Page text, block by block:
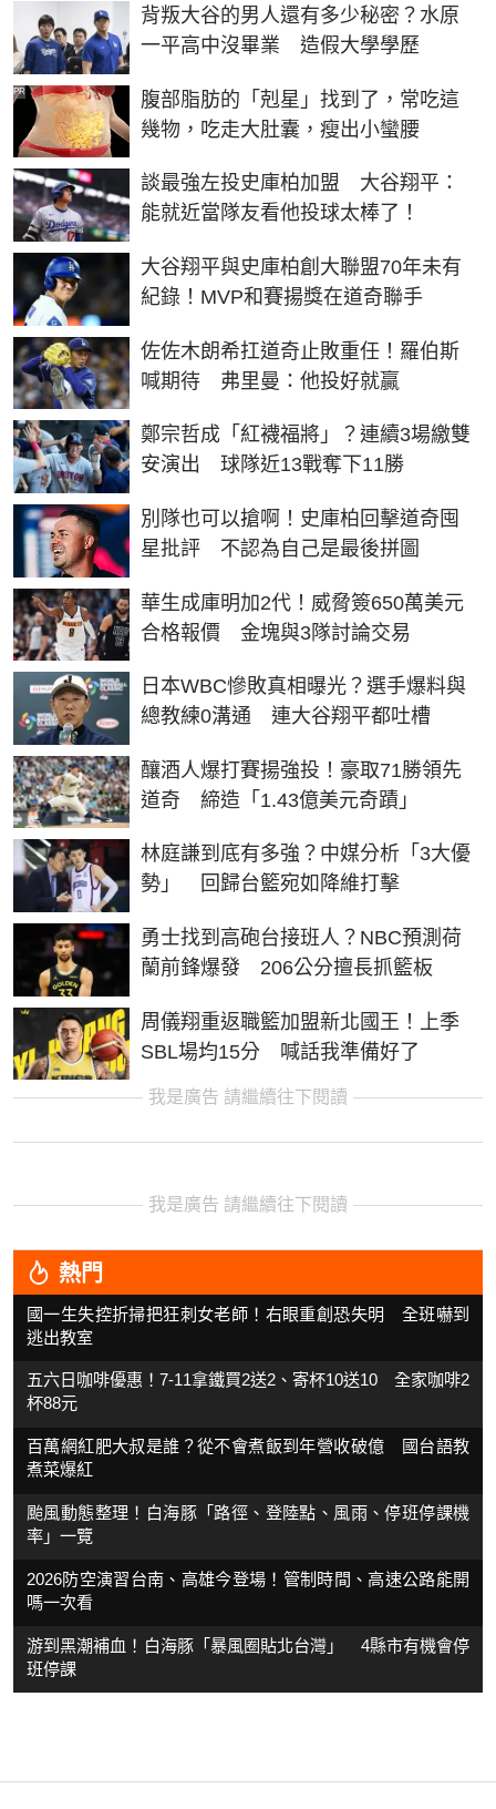
背叛大谷的男人還有多少秘密？水原
一平高中沒畢業 造假大學學歷
腹部脂肪的「剋星」找到了，常吃這
幾物，吃走大肚囊，瘦出小蠻腰
PR
談最強左投史庫柏加盟 大谷翔平：
能就近當隊友看他投球太棒了！
大谷翔平與史庫柏創大聯盟70年未有
紀錄！MVP和賽揚獎在道奇聯手
佐佐木朗希扛道奇止敗重任！羅伯斯
喊期待 弗里曼：他投好就贏
鄭宗哲成「紅襪福將」？連續3場繳雙
安演出 球隊近13戰奪下11勝
別隊也可以搶啊！史庫柏回擊道奇囤
星批評 不認為自己是最後拼圖
華生成庫明加2代！威脅簽650萬美元
合格報價 金塊與3隊討論交易
日本WBC慘敗真相曝光？選手爆料與
總教練0溝通 連大谷翔平都吐槽
釀酒人爆打賽揚強投！豪取71勝領先
道奇 締造「1.43億美元奇蹟」
林庭謙到底有多強？中媒分析「3大優
勢」 回歸台籃宛如降維打擊
勇士找到高砲台接班人？NBC預測荷
蘭前鋒爆發 206公分擅長抓籃板
周儀翔重返職籃加盟新北國王！上季
SBL場均15分 喊話我準備好了
我是廣告 請繼續往下閱讀
我是廣告 請繼續往下閱讀
熱門
國一生失控折掃把狂刺女老師！右眼重創恐失明 全班嚇到
逃出教室
五六日咖啡優惠！7-11拿鐵買2送2、寄杯10送10 全家咖啡2
杯88元
百萬網紅肥大叔是誰？從不會煮飯到年營收破億 國台語教
煮菜爆紅
颱風動態整理！白海豚「路徑、登陸點、風雨、停班停課機
率」一覽
2026防空演習台南、高雄今登場！管制時間、高速公路能開
嗎一次看
游到黑潮補血！白海豚「暴風圈貼北台灣」 4縣市有機會停
班停課